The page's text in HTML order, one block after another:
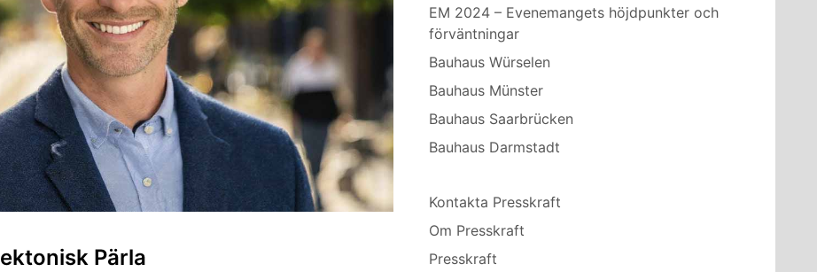
Pärla
EM 2024 – Evenemangets höjdpunkter och
förväntningar
Bauhaus Würselen
Bauhaus Münster
Bauhaus Saarbrücken
Bauhaus Darmstadt
Kontakta Presskraft
Om Presskraft
Presskraft